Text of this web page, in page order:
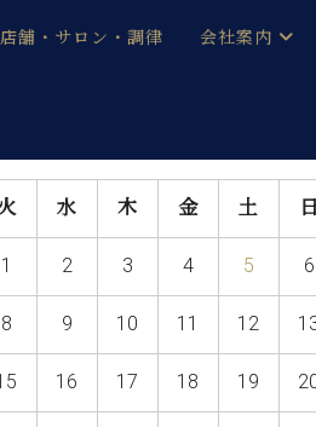
店舗・サロン・調律
王子・技術営業センター
会社案内
ベヒシュタ
水 木 金 土 日
1 2 3 4 5 6
8 9 10 11 12
16 17 18 19